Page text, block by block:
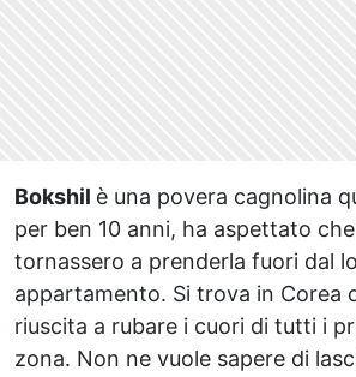
Bokshil è una povera cagnolina
per ben 10 anni, ha aspettato
tornassero a prenderla fuori dal
appartamento. Si trova in Corea
riuscita a rubare i cuori di tutti i
zona. Non ne vuole sapere di